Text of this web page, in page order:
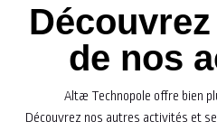
de nos
Altæ Technopole offre bien
Découvrez nos autres activités et